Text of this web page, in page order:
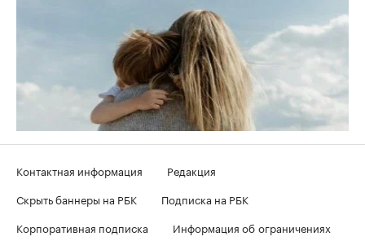
Контактная информация
Редакция
Скрыть баннеры на РБК
Подписка на РБК
Корпоративная подписка
Информация об ограничениях